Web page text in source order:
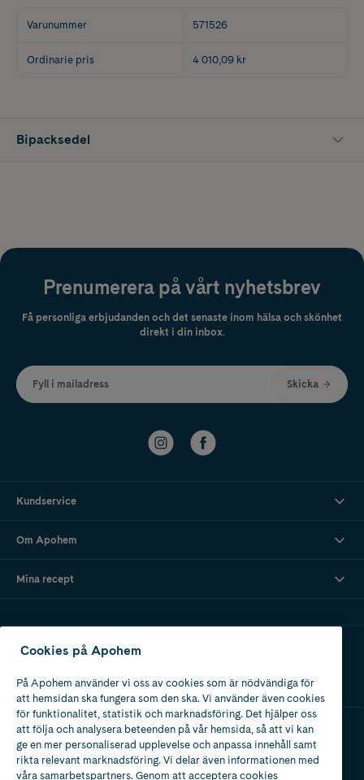
Varunummer 571526
Ordinarie pris 4 010,09 kr
Bipacksedel
Prenumerera på vårt nyhetsbrev
Få personliga erbjudanden och det senaste inom hälsa och skönhet
direkt i din inbox.
Fyll i mailadress Skicka
Kundservice
Om Apohem
Mina recept
Ladda ner vår app
Apotek med tillstånd
av Läkemedelsverket
Cookies på Apohem
På Apohem använder vi oss av cookies som är nödvändiga för
att hemsidan ska fungera som den ska. Vi använder även cookies
för funktionalitet, statistik och marknadsföring. Det hjälper oss
att följa och analysera beteenden på vår hemsida, så att vi kan
ge en mer personaliserad upplevelse och anpassa innehåll samt
rikta relevant marknadsföring. Vi delar även informationen med
våra samarbetspartners. Genom att acceptera cookies